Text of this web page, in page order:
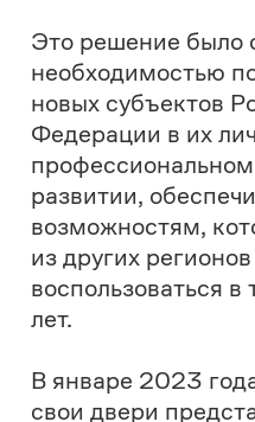
работы «Территорию
возможностей» посетили
Наблюдательного
платформы «Россия –
возможностей»: Первый
Руководителя
Президента Российской
Сергей Кириенкои
Председателя
Российской Федерации
Голикова, а также глава
Народной Республики
Пасечник
В июне 2023 года на полях
Петербургского
экономического